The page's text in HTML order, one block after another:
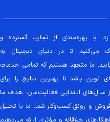
با بهره‌مندی از تجارب گسترده و
می‌کنیم تا در دنیای دیجیتال به
ما متعهد هستیم که تمامی خدمات
نوین باشد تا بهترین نتایج را برای
سال‌های ابتدایی فعالیت‌مان، هدف ما
و رونق کسب‌وکار شما. ما با تحلیل
خلاقانه و مؤثری ارائه می‌دهیم